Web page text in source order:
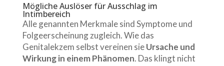
Mögliche Auslöser für Ausschlag im
Intimbereich
Alle genannten Merkmale sind Symptome und
Folgeerscheinung zugleich. Wie das
Genitalekzem selbst vereinen sieUrsache und
Wirkung in einem Phänomen. Das klingt nicht